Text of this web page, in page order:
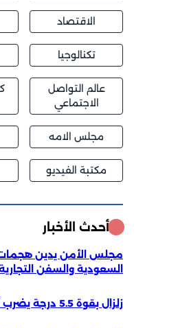
الاقتصاد
تكنالوجيا
عالم التواصل
الاجتماعي
مجلس الامه
مكتبة الفيديو
أحدث الأخبار
مجلس الأمن يدين هجمات
السعودية والسفن
زلزال بقوة 5.5 درجة يضرب ألاسكا الأميركية